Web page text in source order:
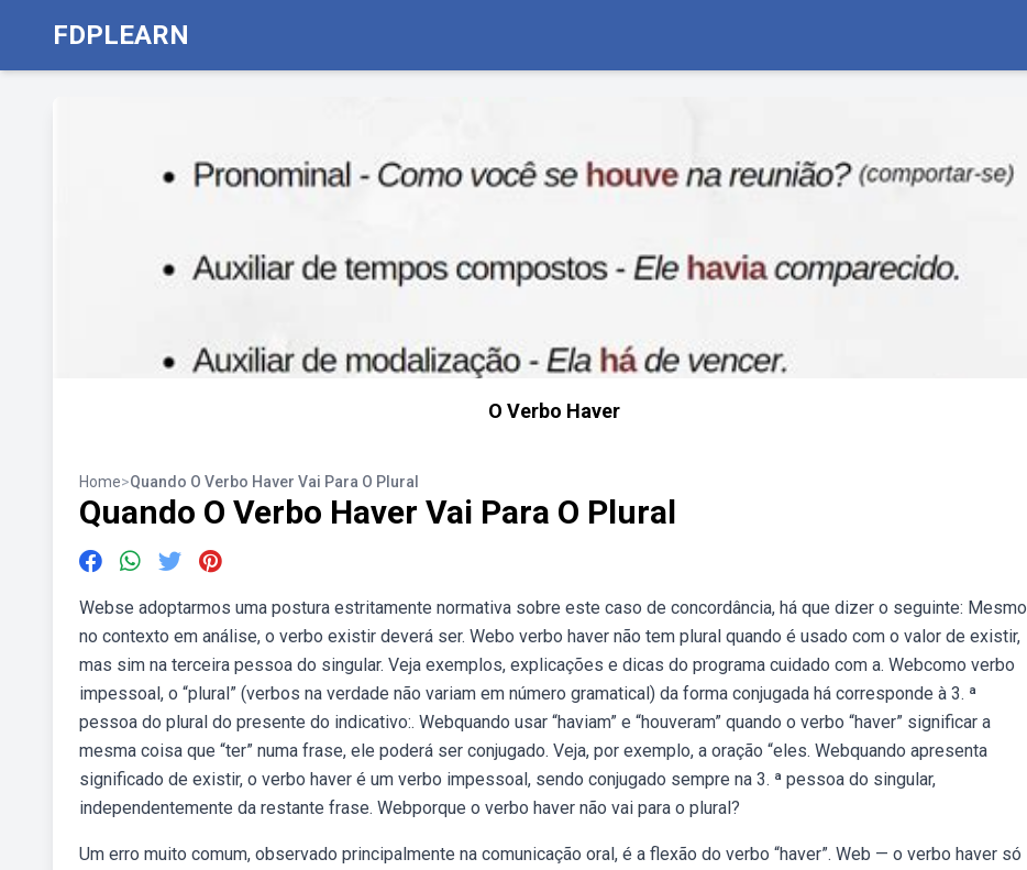
FDPLEARN
O Verbo Haver
Home>Quando O Verbo Haver Vai Para O Plural
Quando O Verbo Haver Vai Para O Plural
Webse adoptarmos uma postura estritamente normativa sobre este caso de concordância, há que dizer o seguinte: Mesmo
no contexto em análise, o verbo existir deverá ser. Webo verbo haver não tem plural quando é usado com o valor de existir,
mas sim na terceira pessoa do singular. Veja exemplos, explicações e dicas do programa cuidado com a. Webcomo verbo
impessoal, o “plural” (verbos na verdade não variam em número gramatical) da forma conjugada há corresponde à 3. ª
pessoa do plural do presente do indicativo:. Webquando usar “haviam” e “houveram” quando o verbo “haver” significar a
mesma coisa que “ter” numa frase, ele poderá ser conjugado. Veja, por exemplo, a oração “eles. Webquando apresenta
significado de existir, o verbo haver é um verbo impessoal, sendo conjugado sempre na 3. ª pessoa do singular,
independentemente da restante frase. Webporque o verbo haver não vai para o plural?
Um erro muito comum, observado principalmente na comunicação oral, é a flexão do verbo “haver”. Web — o verbo haver só